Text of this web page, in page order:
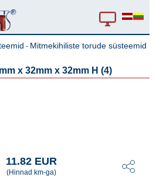
- Mitmekihiliste torude süsteemid
x 32mm x 32mm H (4)
11.82 EUR
(Hinnad km-ga)